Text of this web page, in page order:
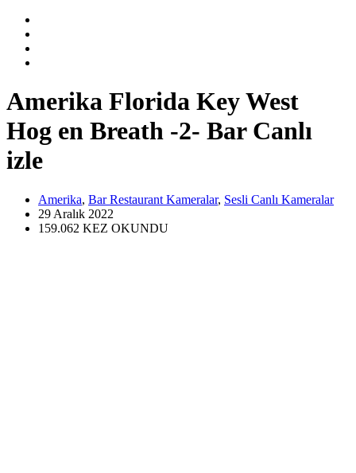
Amerika Florida Key West
Hog en Breath -2- Bar Canlı
izle
Amerika, Bar Restaurant Kameralar, Sesli Canlı Kameralar
29 Aralık 2022
159.062 KEZ OKUNDU